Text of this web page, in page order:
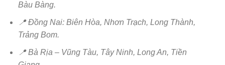
Bàu Bàng.
📍 Đồng Nai: Biên Hòa, Nhơn Trạch, Long Thành,
Trảng Bom.
📍 Bà Rịa – Vũng Tàu, Tây Ninh, Long An, Tiền